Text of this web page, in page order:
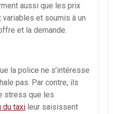
aussi que les prix
et soumis à un
et la demande.
la police ne s’intéresse
pas. Par contre, ils
stress que les
du taxi leur saisissent